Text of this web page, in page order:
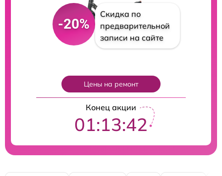
-20%
Скидка по
предварительной
записи на сайте
Цены на ремонт
Конец акции
01:13:41